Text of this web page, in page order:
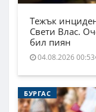
Тежък
Свети Влас.
бил пиян
04.08.2026
БУРГАС